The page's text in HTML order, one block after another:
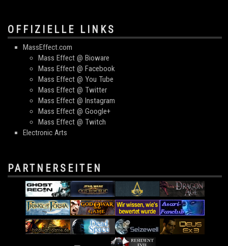
OFFIZIELLE LINKS
MassEffect.com
Mass Effect @ Bioware
Mass Effect @ Facebook
Mass Effect @ You Tube
Mass Effect @ Twitter
Mass Effect @ Instagram
Mass Effect @ Google+
Mass Effect @ Twitch
Electronic Arts
PARTNERSEITEN